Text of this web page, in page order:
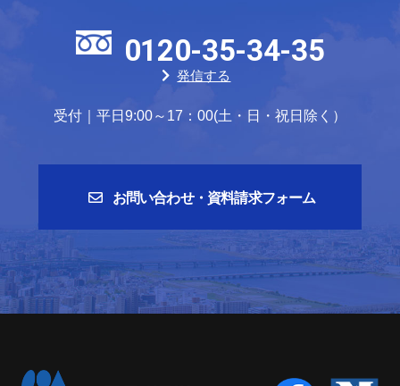
0120-35-34-35
発信する
受付｜平日9:00～17：00(土・日・祝日除く）
お問い合わせ・資料請求フォーム